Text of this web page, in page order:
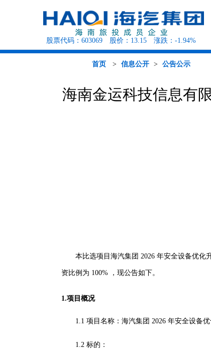
股票代码： 603069 股价： 13.15 涨跌： -1.94%
组织结构
行业资讯 媒体聚焦
环岛观光巴士 海旅租车
快递查询
征集调查
定期报告 投资者园地
首页 > 信息公开 > 公告公示
海南金运科技信息有
本比选项目 海汽集团 2026 年安全设备优化
资比例为 100% ，现公告如下。
1.项目概况
1.1 项目名称： 海汽集团 2026 年安全设备
1.2 标的：